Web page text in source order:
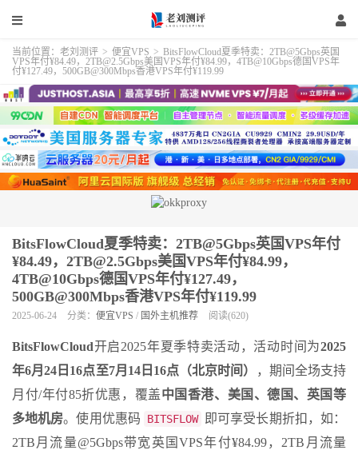
当前位置： 老刘测评 > 便宜VPS > BitsFlowCloud夏季特卖：2TB@5Gbps英国
VPS年付¥84.49，2TB@2.5Gbps美国VPS年付¥84.99，4TB@10Gbps德国VPS年
付¥127.49，500GB@300Mbps香港VPS年付¥119.99
BitsFlowCloud夏季特卖：2TB@5Gbps英国VPS年付
¥84.49，2TB@2.5Gbps美国VPS年付¥84.99，
4TB@10Gbps德国VPS年付¥127.49，
500GB@300Mbps香港VPS年付¥119.99
2025-06-24 分类： 便宜VPS / 国外主机推荐 阅读(620)
BitsFlowCloud开启2025年夏季特卖活动，活动时间为2025
年6月24日16点至7月14日16点（北京时间）
，期间全场支持
月付/年付85折优惠，覆盖中国香港、美国、德国、英国等
多地机房。使用优惠码 BITSFLOW
即可享受长期折扣，如：
2TB月流量@5Gbps带宽英国VPS年付¥84.99，2TB月流量